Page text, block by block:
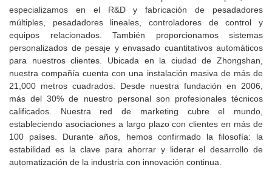
especializamos en el R&D y fabricación de pesadadores
múltiples, pesadadores lineales, controladores de control y
equipos relacionados. También proporcionamos sistemas
personalizados de pesaje y envasado cuantitativos automáticos
para nuestros clientes. Ubicada en la ciudad de Zhongshan,
nuestra compañía cuenta con una instalación masiva de más de
21,000 metros cuadrados. Desde nuestra fundación en 2006,
más del 30% de nuestro personal son profesionales técnicos
calificados. Nuestra red de marketing cubre el mundo,
estableciendo asociaciones a largo plazo con clientes en más de
100 países. Durante años, hemos confirmado la filosofía: la
estabilidad es la clave para ahorrar y liderar el desarrollo de
automatización de la industria con innovación continua.